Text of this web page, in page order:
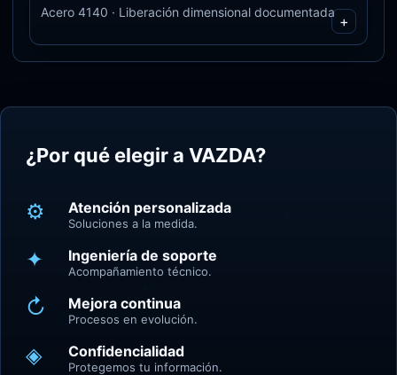
Acero 4140 · Liberación dimensional documentada
+
¿Por qué elegir a VAZDA?
⚙ Atención personalizada
Soluciones a la medida.
✦ Ingeniería de soporte
Acompañamiento técnico.
↻ Mejora continua
Procesos en evolución.
◈ Confidencialidad
Protegemos tu información.